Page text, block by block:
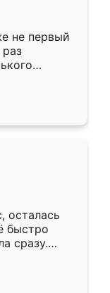
не первый
раз
очень
из
здесь.
осталась
быстро
сразу.
к
Собрали
даже